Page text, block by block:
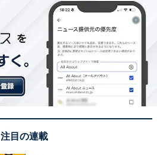
注目の連載